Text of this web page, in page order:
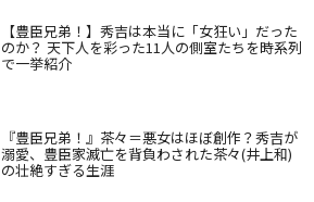
【豊臣兄弟！】秀吉は本当に「女狂い」だった
のか？ 天下人を彩った11人の側室たちを時系列
で一挙紹介
『豊臣兄弟！』茶々＝悪女はほぼ創作？秀吉が
溺愛、豊臣家滅亡を背負わされた茶々(井上和)
の壮絶すぎる生涯